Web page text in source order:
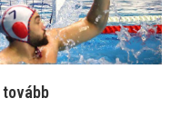
tovább